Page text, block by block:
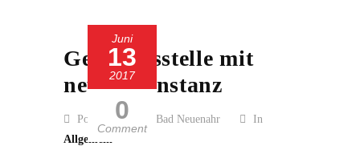
Juni
13
2017
0
Comment
Geschäftsstelle mit
neuer Konstanz
Posted by SC 13 Bad Neuenahr
In
Allgemein